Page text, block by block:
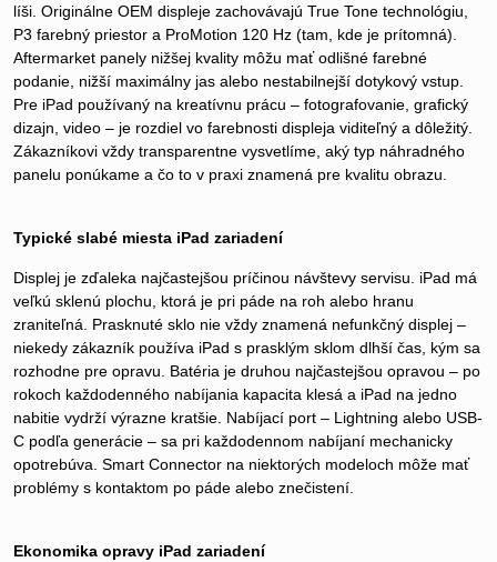
líši. Originálne OEM displeje zachovávajú True Tone technológiu,
P3 farebný priestor a ProMotion 120 Hz (tam, kde je prítomná).
Aftermarket panely nižšej kvality môžu mať odlišné farebné
podanie, nižší maximálny jas alebo nestabilnejší dotykový vstup.
Pre iPad používaný na kreatívnu prácu – fotografovanie, grafický
dizajn, video – je rozdiel vo farebnosti displeja viditeľný a dôležitý.
Zákazníkovi vždy transparentne vysvetlíme, aký typ náhradného
panelu ponúkame a čo to v praxi znamená pre kvalitu obrazu.
Typické slabé miesta iPad zariadení
Displej je zďaleka najčastejšou príčinou návštevy servisu. iPad má
veľkú sklenú plochu, ktorá je pri páde na roh alebo hranu
zraniteľná. Prasknuté sklo nie vždy znamená nefunkčný displej –
niekedy zákazník používa iPad s prasklým sklom dlhší čas, kým sa
rozhodne pre opravu. Batéria je druhou najčastejšou opravou – po
rokoch každodenného nabíjania kapacita klesá a iPad na jedno
nabitie vydrží výrazne kratšie. Nabíjací port – Lightning alebo USB-
C podľa generácie – sa pri každodennom nabíjaní mechanicky
opotrebúva. Smart Connector na niektorých modeloch môže mať
problémy s kontaktom po páde alebo znečistení.
Ekonomika opravy iPad zariadení